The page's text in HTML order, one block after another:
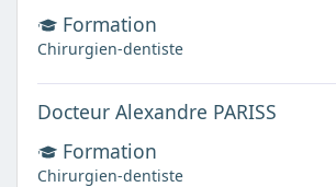
Formation
Chirurgien-dentiste
Docteur Alexandre PARISS
Formation
Chirurgien-dentiste